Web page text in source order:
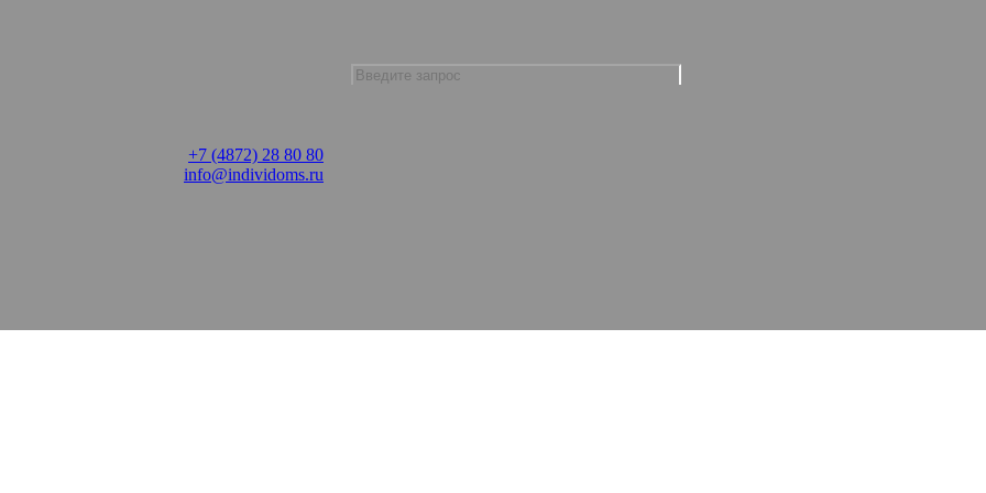
+7 (4872) 28 80 80
info@individoms.ru